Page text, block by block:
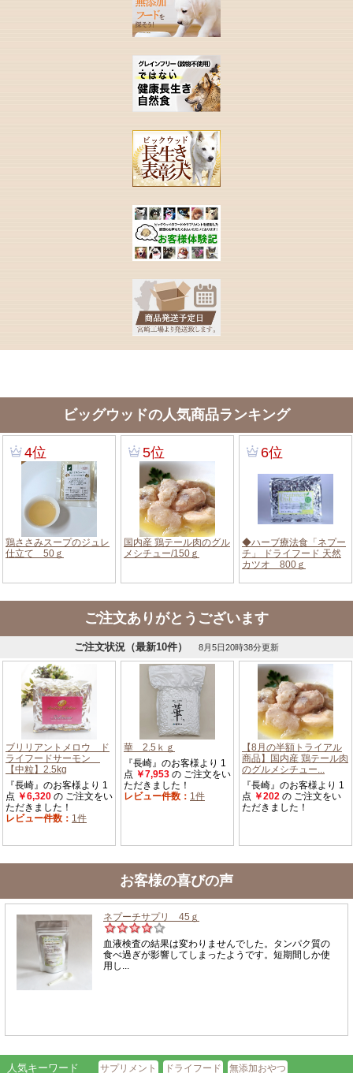
ビッグウッドの人気商品ランキング
ご注文ありがとうございます
お客様の喜びの声
人気キーワード サプリメント ドライフード 無添加おやつ